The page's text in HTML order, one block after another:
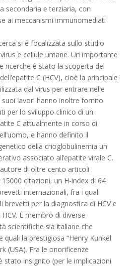
secondaria e terziaria, con
ai meccanismi immunomediati
si è focalizzata sullo studio
e cellule umane. Un importante
ricerche è stato la scoperta del
C (HCV), cioè la principale
dal virus per entrare nelle
suoi lavori hanno inoltre fornito
per lo sviluppo clinico di un
C attualmente in corso di
e hanno definito il
della crioglobulinemia un
associato all’epatite virale C.
di oltre cento articoli
citazioni, un H-index di 64
internazionali, fra i quali
brevetti per la diagnostica di HCV e
È membro di diverse
scientifiche sia italiane che
quali la prestigiosa “Henry Kunkel
(USA). Fra le onorificenze
stato insignito (per le implicazioni